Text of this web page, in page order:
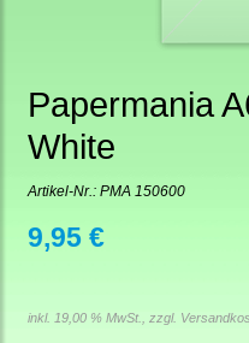
Papermania
White
Artikel-Nr.: PMA 150600
9,95 €
inkl. 19,00 % MwSt., zzgl.